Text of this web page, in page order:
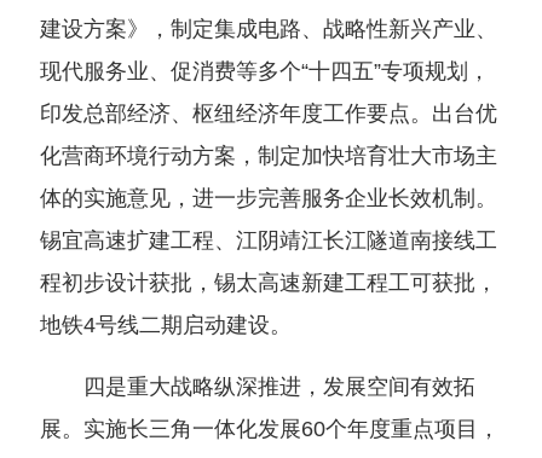
建设方案》，制定集成电路、战略性新兴产业、
现代服务业、促消费等多个“十四五”专项规划，
印发总部经济、枢纽经济年度工作要点。出台优
化营商环境行动方案，制定加快培育壮大市场主
体的实施意见，进一步完善服务企业长效机制。
锡宜高速扩建工程、江阴靖江长江隧道南接线工
程初步设计获批，锡太高速新建工程工可获批，
地铁4号线二期启动建设。
四是重大战略纵深推进，发展空间有效拓
展。实施长三角一体化发展60个年度重点项目，